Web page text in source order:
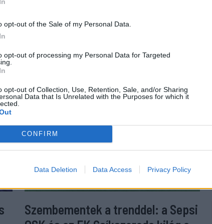
opt-out of the Sale of my Personal Data.
opt-out of processing my Personal Data for Targeted
opt-out of Collection, Use, Retention, Sale, and/or Sharing
Data that Is Unrelated with the Purposes for which it
CONFIRM
Data Deletion Data Access Privacy Policy
Szembementek a trenddel: a Sepsi